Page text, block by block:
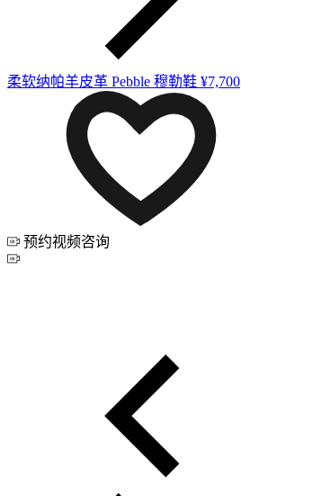
柔软纳帕羊皮革 Pebble 穆勒鞋 ¥7,700
预约视频咨询